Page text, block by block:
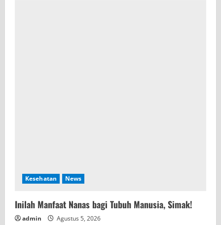
Kesehatan News
Inilah Manfaat Nanas bagi Tubuh Manusia, Simak!
admin Agustus 5, 2026